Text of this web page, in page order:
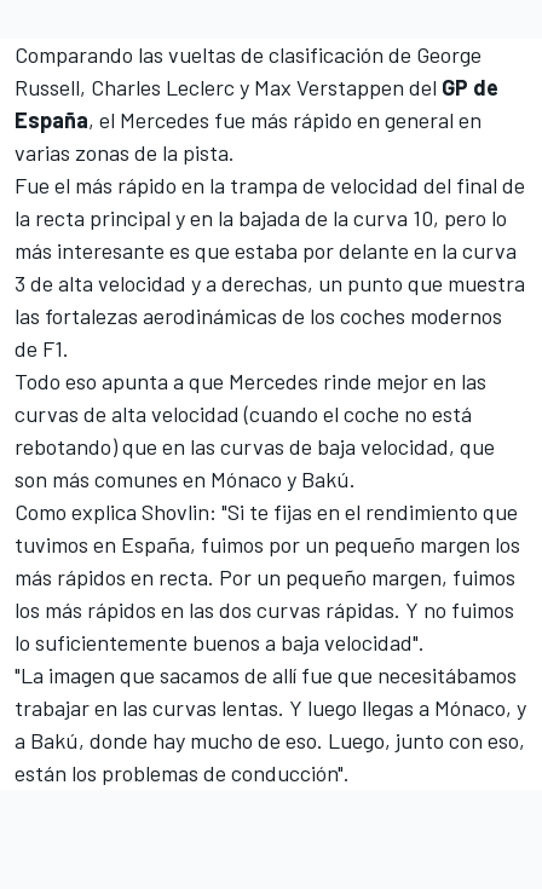
Comparando las vueltas de clasificación de George
Russell, Charles Leclerc y Max Verstappen del GP de
España, el Mercedes fue más rápido en general en
varias zonas de la pista.
Fue el más rápido en la trampa de velocidad del final de
la recta principal y en la bajada de la curva 10, pero lo
más interesante es que estaba por delante en la curva
3 de alta velocidad y a derechas, un punto que muestra
las fortalezas aerodinámicas de los coches modernos
de F1.
Todo eso apunta a que Mercedes rinde mejor en las
curvas de alta velocidad (cuando el coche no está
rebotando) que en las curvas de baja velocidad, que
son más comunes en Mónaco y Bakú.
Como explica Shovlin: "Si te fijas en el rendimiento que
tuvimos en España, fuimos por un pequeño margen los
más rápidos en recta. Por un pequeño margen, fuimos
los más rápidos en las dos curvas rápidas. Y no fuimos
lo suficientemente buenos a baja velocidad".
"La imagen que sacamos de allí fue que necesitábamos
trabajar en las curvas lentas. Y luego llegas a Mónaco, y
a Bakú, donde hay mucho de eso. Luego, junto con eso,
están los problemas de conducción".